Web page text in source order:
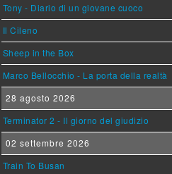
Tony - Diario di un giovane cuoco
Il Cileno
Sheep in the Box
Marco Bellocchio - La porta della realtà
28 agosto 2026
Terminator 2 - Il giorno del giudizio
02 settembre 2026
Train To Busan